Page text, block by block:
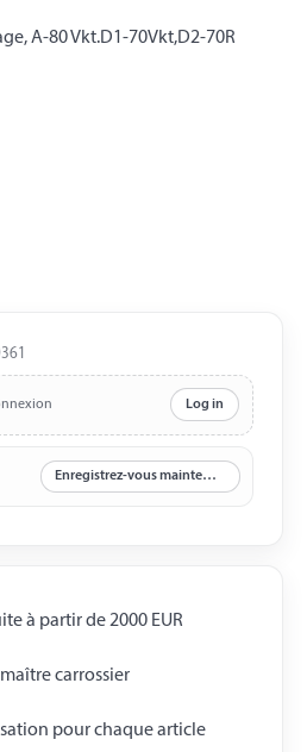
Log in
Enregistrez-vous maintenant
à partir de 2000 EUR
carrossier
pour chaque article